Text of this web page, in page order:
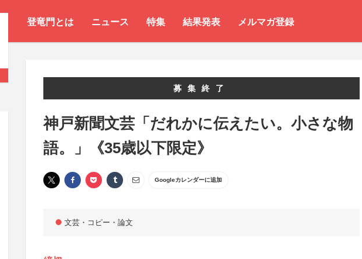
登竜門とは ニュース 特集 結果発表 メルマガ登録
募集終了
神戸新聞文芸「だれかに伝えたい。小さな物
語。」《35歳以下限定》
Googleカレンダーに追加
文芸・コピー・論文